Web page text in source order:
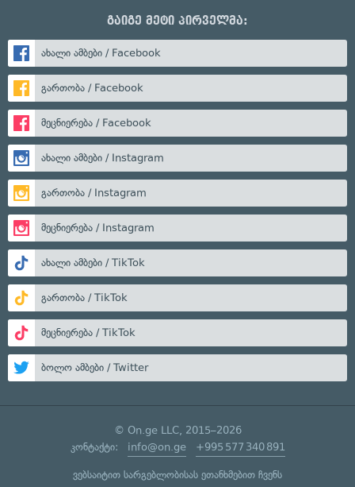
გაიგე მეტი პირველმა:
ახალი ამბები / Facebook
გართობა / Facebook
მეცნიერება / Facebook
ახალი ამბები / Instagram
გართობა / Instagram
მეცნიერება / Instagram
ახალი ამბები / TikTok
გართობა / TikTok
მეცნიერება / TikTok
ბოლო ამბები / Twitter
© On.ge LLC, 2015–2026
კონტაქტი: info@on.ge +995 577 340 891
ვებსაიტით სარგებლობისას ეთანხმებით ჩვენს